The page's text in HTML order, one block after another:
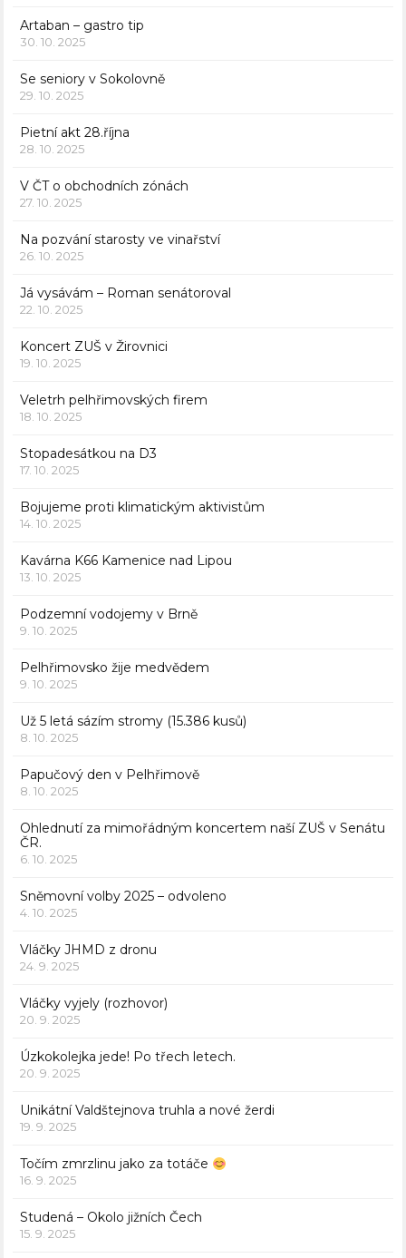
Artaban – gastro tip
30. 10. 2025
Se seniory v Sokolovně
29. 10. 2025
Pietní akt 28.října
28. 10. 2025
V ČT o obchodních zónách
27. 10. 2025
Na pozvání starosty ve vinařství
26. 10. 2025
Já vysávám – Roman senátoroval
22. 10. 2025
Koncert ZUŠ v Žirovnici
19. 10. 2025
Veletrh pelhřimovských firem
18. 10. 2025
Stopadesátkou na D3
17. 10. 2025
Bojujeme proti klimatickým aktivistům
14. 10. 2025
Kavárna K66 Kamenice nad Lipou
13. 10. 2025
Podzemní vodojemy v Brně
9. 10. 2025
Pelhřimovsko žije medvědem
9. 10. 2025
Už 5 letá sázím stromy (15.386 kusů)
8. 10. 2025
Papučový den v Pelhřimově
8. 10. 2025
Ohlednutí za mimořádným koncertem naší ZUŠ v Senátu
ČR.
6. 10. 2025
Sněmovní volby 2025 – odvoleno
4. 10. 2025
Vláčky JHMD z dronu
24. 9. 2025
Vláčky vyjely (rozhovor)
20. 9. 2025
Úzkokolejka jede! Po třech letech.
20. 9. 2025
Unikátní Valdštejnova truhla a nové žerdi
19. 9. 2025
Točím zmrzlinu jako za totáče
16. 9. 2025
Studená – Okolo jižních Čech
15. 9. 2025